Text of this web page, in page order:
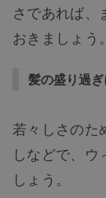
さであれば、
おきましょう。
髪の盛り過
若々しさのた
しなどで、
しょう。